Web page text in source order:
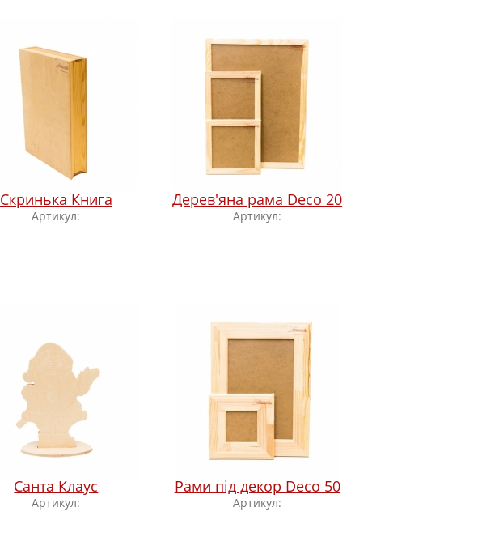
Скринька Книга
Артикул:
Дерев'яна рама Deco 20
Артикул:
Санта Клаус
Артикул:
Рами під декор Deco 50
Артикул: